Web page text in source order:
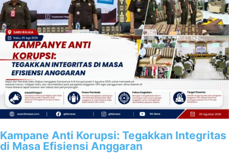
Kampane Anti Korupsi: Tegakkan Integritas
di Masa Efisiensi Anggaran